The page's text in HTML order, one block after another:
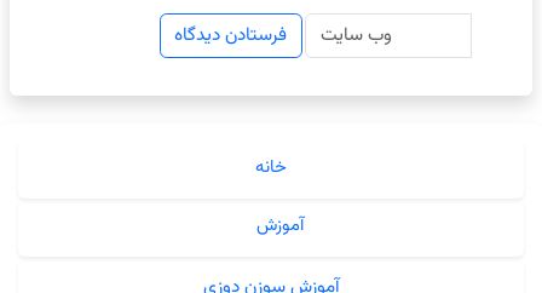
خانه
آموزش
آموزش سوزن دوزی